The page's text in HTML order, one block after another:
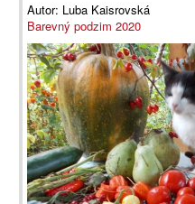
Autor: Luba Kaisrovská
Barevný podzim 2020